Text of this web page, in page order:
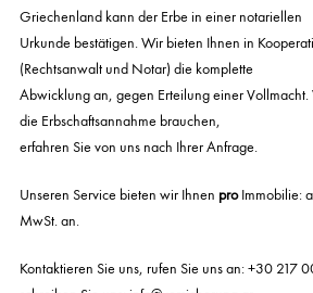
Griechenland kann der Erbe in einer notariellen
Urkunde bestätigen. Wir bieten Ihnen in
(Rechtsanwalt und Notar) die komplette
Abwicklung an, gegen Erteilung einer
die Erbschaftsannahme brauchen,
erfahren Sie von uns nach Ihrer Anfrage.
Unseren Service bieten wir Ihnen proImmobilie:
MwSt. an.
Kontaktieren Sie uns, rufen Sie uns an: +30 217